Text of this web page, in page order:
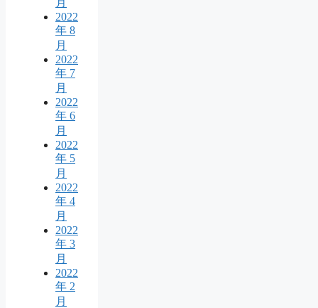
月
2022
年 8
月
2022
年 7
月
2022
年 6
月
2022
年 5
月
2022
年 4
月
2022
年 3
月
2022
年 2
月